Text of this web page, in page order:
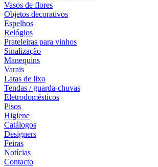
Vasos de flores
Objetos decorativos
Espelhos
Relógios
Prateleiras para vinhos
Sinalização
Manequins
Varais
Latas de lixo
Tendas / guarda-chuvas
Eletrodomésticos
Pisos
Higiene
Catálogos
Designers
Feiras
Notícias
Contacto